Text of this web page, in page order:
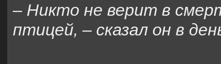
– Никто не верит в
птицей, – сказал он в